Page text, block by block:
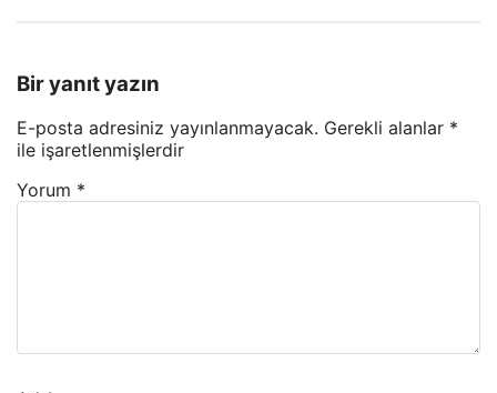
Bir yanıt yazın
E-posta adresiniz yayınlanmayacak. Gerekli alanlar *
ile işaretlenmişlerdir
Yorum *